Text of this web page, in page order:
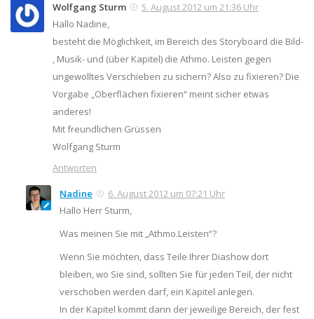
Wolfgang Sturm
5. August 2012 um 21:36 Uhr
Hallo Nadine,
besteht die Möglichkeit, im Bereich des Storyboard die Bild-
, Musik- und (über Kapitel) die Athmo. Leisten gegen
ungewolltes Verschieben zu sichern? Also zu fixieren? Die
Vorgabe „Oberflächen fixieren“ meint sicher etwas
anderes!
Mit freundlichen Grüssen
Wolfgang Sturm
Antworten
Nadine
6. August 2012 um 07:21 Uhr
Hallo Herr Sturm,
Was meinen Sie mit „Athmo.Leisten“?
Wenn Sie möchten, dass Teile Ihrer Diashow dort
bleiben, wo Sie sind, sollten Sie für jeden Teil, der nicht
verschoben werden darf, ein Kapitel anlegen.
In der Kapitel kommt dann der jeweilige Bereich, der fest